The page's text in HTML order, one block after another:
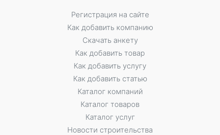
Регистрация на сайте
Как добавить компанию
Скачать анкету
Как добавить товар
Как добавить услугу
Как добавить статью
Каталог компаний
Каталог товаров
Каталог услуг
Новости строительства